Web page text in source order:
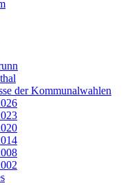
der Kommunalwahlen